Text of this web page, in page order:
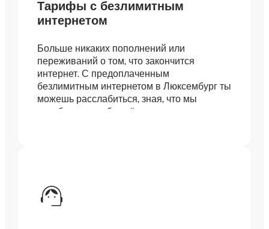
Тарифы с безлимитным
интернетом
Больше никаких пополнений или
переживаний о том, что закончится
интернет. С предоплаченным
безлимитным интернетом в Люксембург ты
можешь расслабиться, зная, что мы
позаботились обо всём.